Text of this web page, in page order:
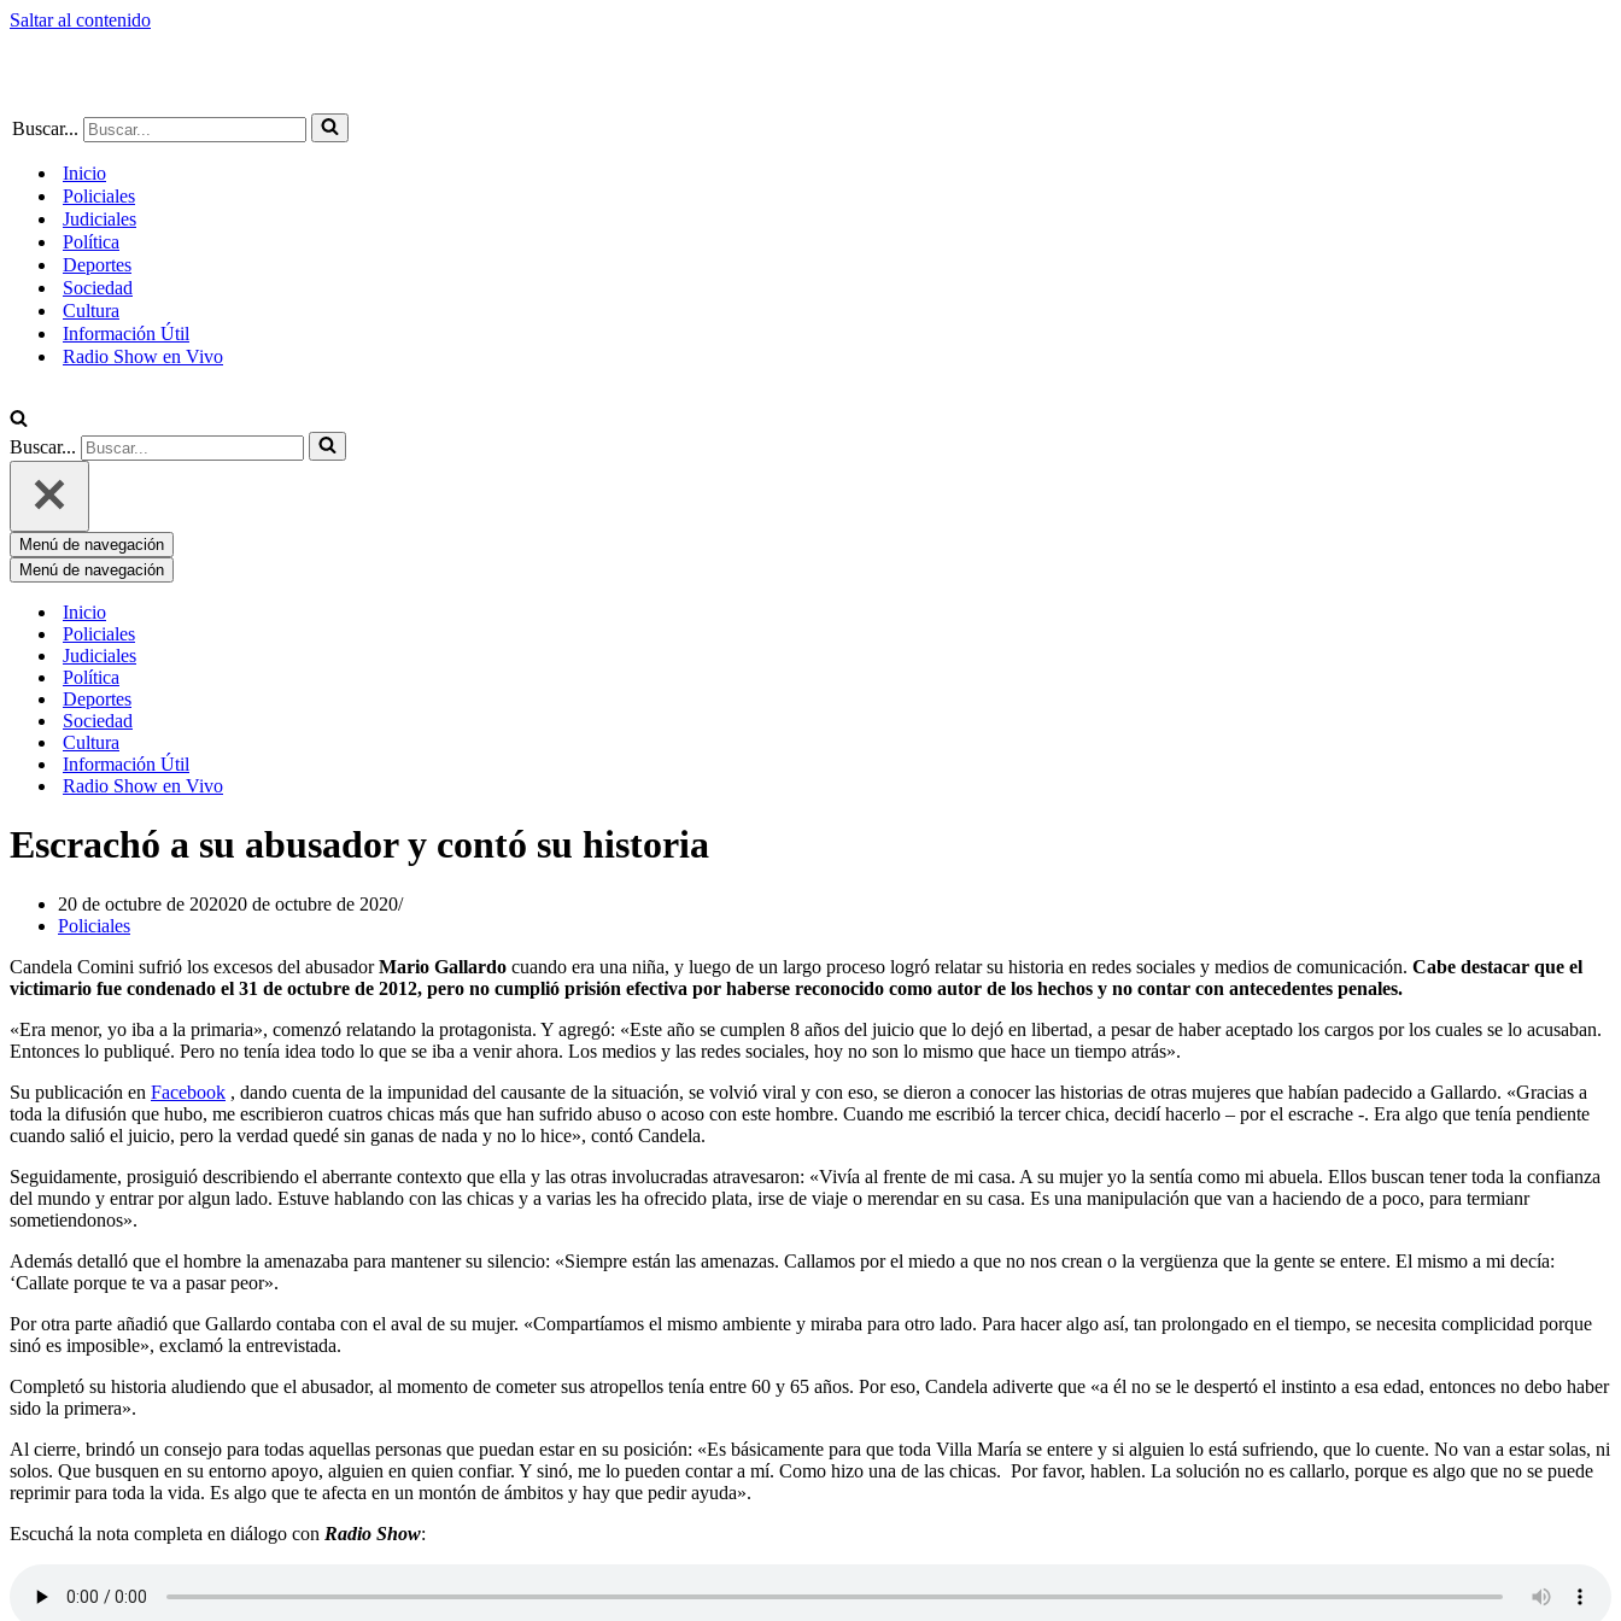
Saltar al contenido
Buscar...
Inicio
Policiales
Judiciales
Política
Deportes
Sociedad
Cultura
Información Útil
Radio Show en Vivo
Buscar...
Menú de navegación
Menú de navegación
Inicio
Policiales
Judiciales
Política
Deportes
Sociedad
Cultura
Información Útil
Radio Show en Vivo
Escrachó a su abusador y contó su historia
20 de octubre de 202020 de octubre de 2020
Policiales
Candela Comini sufrió los excesos del abusador Mario Gallardo cuando era una niña, y luego de un largo proceso logró relatar su historia en redes sociales y medios de comunicación. Cabe destacar que el
victimario fue condenado el 31 de octubre de 2012, pero no cumplió prisión efectiva por haberse reconocido como autor de los hechos y no contar con antecedentes penales.
«Era menor, yo iba a la primaria», comenzó relatando la protagonista. Y agregó: «Este año se cumplen 8 años del juicio que lo dejó en libertad, a pesar de haber aceptado los cargos por los cuales se lo acusaban.
Entonces lo publiqué. Pero no tenía idea todo lo que se iba a venir ahora. Los medios y las redes sociales, hoy no son lo mismo que hace un tiempo atrás».
Su publicación en Facebook , dando cuenta de la impunidad del causante de la situación, se volvió viral y con eso, se dieron a conocer las historias de otras mujeres que habían padecido a Gallardo. «Gracias a
toda la difusión que hubo, me escribieron cuatros chicas más que han sufrido abuso o acoso con este hombre. Cuando me escribió la tercer chica, decidí hacerlo – por el escrache -. Era algo que tenía pendiente
cuando salió el juicio, pero la verdad quedé sin ganas de nada y no lo hice», contó Candela.
Seguidamente, prosiguió describiendo el aberrante contexto que ella y las otras involucradas atravesaron: «Vivía al frente de mi casa. A su mujer yo la sentía como mi abuela. Ellos buscan tener toda la confianza
del mundo y entrar por algun lado. Estuve hablando con las chicas y a varias les ha ofrecido plata, irse de viaje o merendar en su casa. Es una manipulación que van a haciendo de a poco, para termianr
sometiendonos».
Además detalló que el hombre la amenazaba para mantener su silencio: «Siempre están las amenazas. Callamos por el miedo a que no nos crean o la vergüenza que la gente se entere. El mismo a mi decía:
‘Callate porque te va a pasar peor».
Por otra parte añadió que Gallardo contaba con el aval de su mujer. «Compartíamos el mismo ambiente y miraba para otro lado. Para hacer algo así, tan prolongado en el tiempo, se necesita complicidad porque
sinó es imposible», exclamó la entrevistada.
Completó su historia aludiendo que el abusador, al momento de cometer sus atropellos tenía entre 60 y 65 años. Por eso, Candela adiverte que «a él no se le despertó el instinto a esa edad, entonces no debo haber
sido la primera».
Al cierre, brindó un consejo para todas aquellas personas que puedan estar en su posición: «Es básicamente para que toda Villa María se entere y si alguien lo está sufriendo, que lo cuente. No van a estar solas, ni
solos. Que busquen en su entorno apoyo, alguien en quien confiar. Y sinó, me lo pueden contar a mí. Como hizo una de las chicas. Por favor, hablen. La solución no es callarlo, porque es algo que no se puede
reprimir para toda la vida. Es algo que te afecta en un montón de ámbitos y hay que pedir ayuda».
Escuchá la nota completa en diálogo con Radio Show: